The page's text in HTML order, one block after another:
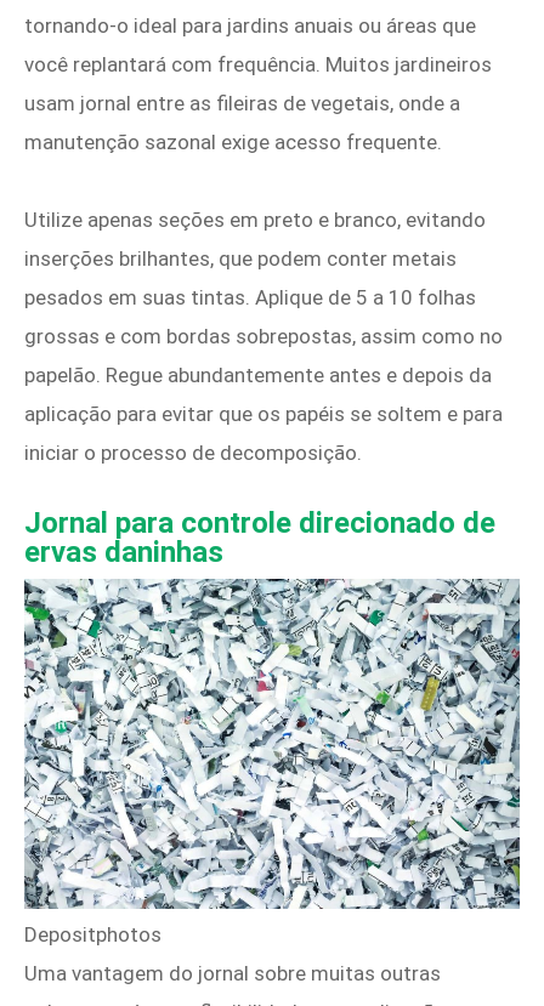
tornando-o ideal para jardins anuais ou áreas que
você replantará com frequência. Muitos jardineiros
usam jornal entre as fileiras de vegetais, onde a
manutenção sazonal exige acesso frequente.
Utilize apenas seções em preto e branco, evitando
inserções brilhantes, que podem conter metais
pesados em suas tintas. Aplique de 5 a 10 folhas
grossas e com bordas sobrepostas, assim como no
papelão. Regue abundantemente antes e depois da
aplicação para evitar que os papéis se soltem e para
iniciar o processo de decomposição.
Jornal para controle direcionado de
ervas daninhas
Depositphotos
Uma vantagem do jornal sobre muitas outras